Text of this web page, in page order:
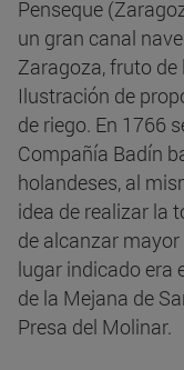
Penseque
un gran canal
Zaragoza, fruto
Ilustración de
de riego. En 1766
Compañía Badín
holandeses, al
idea de realizar la
de alcanzar
lugar indicado era
de la Mejana de
Presa del Molinar.